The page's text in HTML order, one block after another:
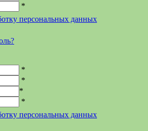
*
персональных данных
*
*
*
*
персональных данных